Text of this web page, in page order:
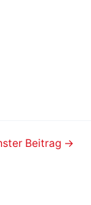
Beitrag →